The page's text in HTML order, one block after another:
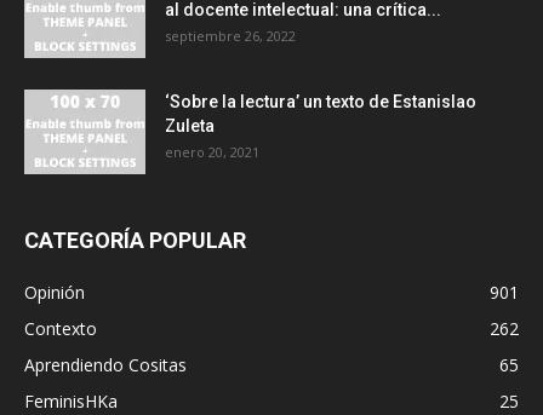
al docente intelectual: una crítica...
septiembre 26, 2022
‘Sobre la lectura’ un texto de Estanislao
Zuleta
enero 20, 2021
CATEGORÍA POPULAR
Opinión
901
Contexto
262
Aprendiendo Cositas
65
FeminisHKa
25